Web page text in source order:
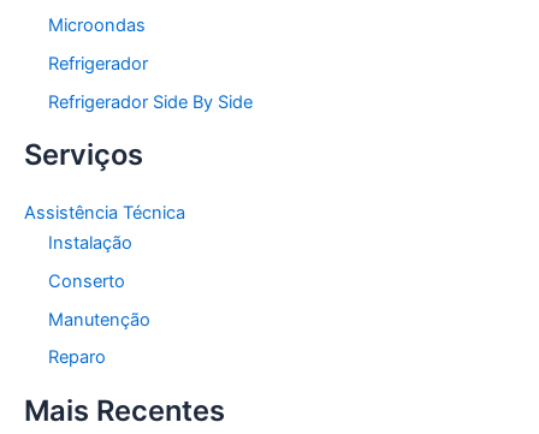
Microondas
Refrigerador
Refrigerador Side By Side
Serviços
Assistência Técnica
Instalação
Conserto
Manutenção
Reparo
Mais Recentes